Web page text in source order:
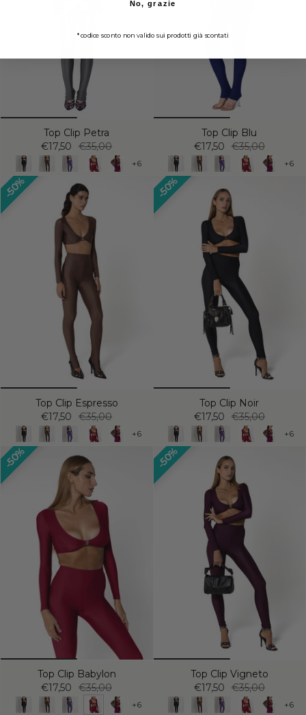
Top Clip Petra
€17,50
€35,00
+6
Top Clip Blu
€17,50
€35,00
+6
50%
Top Clip Espresso
€17,50
€35,00
+6
50%
Top Clip Noir
€17,50
€35,00
+6
50%
Top Clip Babylon
€17,50
€35,00
+6
50%
Top Clip Vigneto
€17,50
€35,00
+6
No, grazie
*codice sconto non valido sui prodotti già scontati